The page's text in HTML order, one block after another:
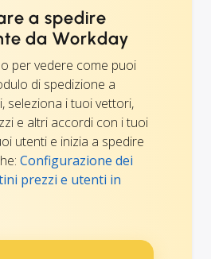
a spedire
da Workday
per vedere come puoi
di spedizione a
seleziona i tuoi vettori,
e altri accordi con i tuoi
utenti e inizia a spedire
Configurazione dei
prezzi e utenti in